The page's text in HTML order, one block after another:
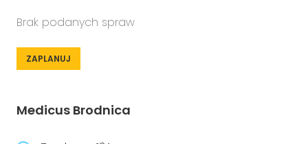
Brak podanych spraw
ZAPLANUJ
Medicus Brodnica